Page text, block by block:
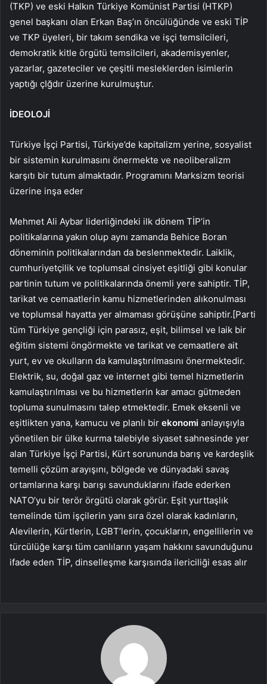
(TKP) ve eski Halkın Türkiye Komünist Partisi (HTKP)
genel başkanı olan Erkan Baş’ın öncülüğünde ve eski TİP
ve TKP üyeleri, bir takım sendika ve işçi temsilcileri,
demokratik kitle örgütü temsilcileri, akademisyenler,
yazarlar, gazeteciler ve çeşitli mesleklerden isimlerin
yaptığı çIğdır üzerine kurulmuştur.
İDEOLOJİ
Türkiye İşçi Partisi, Türkiye’de kapitalizm yerine, sosyalist
bir sistemin kurulmasını önermekte ve neoliberalizm
karşıtı bir tutum almaktadır. Programını Marksizm teorisi
üzerine inşa eder
Mehmet Ali Aybar liderliğindeki ilk dönem TİP’in
politikalarına yakın olup aynı zamanda Behice Boran
döneminin politikalarından da beslenmektedir. Laiklik,
cumhuriyetçilik ve toplumsal cinsiyet eşitliği gibi konular
partinin tutum ve politikalarında önemli yere sahiptir. TİP,
tarikat ve cemaatlerin kamu hizmetlerinden alıkonulması
ve toplumsal hayatta yer almaması görüşüne sahiptir.[Parti
tüm Türkiye gençliği için parasız, eşit, bilimsel ve laik bir
eğitim sistemi öngörmekte ve tarikat ve cemaatlere ait
yurt, ev ve okulların da kamulaştırılmasını önermektedir.
Elektrik, su, doğal gaz ve internet gibi temel hizmetlerin
kamulaştırılması ve bu hizmetlerin kar amacı gütmeden
topluma sunulmasını talep etmektedir. Emek eksenli ve
eşitlikten yana, kamucu ve planlı bir ekonomi anlayışıyla
yönetilen bir ülke kurma talebiyle siyaset sahnesinde yer
alan Türkiye İşçi Partisi, Kürt sorununda barış ve kardeşlik
temelli çözüm arayışını, bölgede ve dünyadaki savaş
ortamlarına karşı barışı savunduklarını ifade ederken
NATO’yu bir terör örgütü olarak görür. Eşit yurttaşlık
temelinde tüm işçilerin yanı sıra özel olarak kadınların,
Alevilerin, Kürtlerin, LGBT’lerin, çocukların, engellilerin ve
türcülüğe karşı tüm canlıların yaşam hakkını savunduğunu
ifade eden TİP, dinselleşme karşısında ilericiliği esas alır